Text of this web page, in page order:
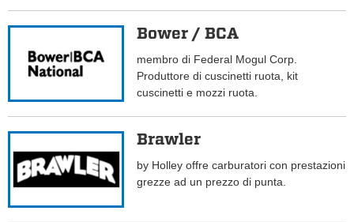
Bower / BCA
membro di Federal Mogul Corp.
Produttore di cuscinetti ruota, kit
cuscinetti e mozzi ruota.
Brawler
by Holley offre carburatori con prestazioni
grezze ad un prezzo di punta.